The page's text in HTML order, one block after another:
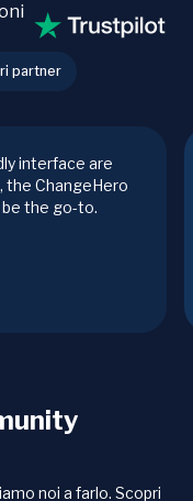
partner
interface are
the ChangeHero
the go-to.
noi a farlo. Scopri